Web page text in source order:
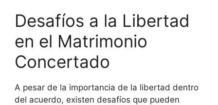
Desafíos a la Libertad
en el Matrimonio
Concertado
A pesar de la importancia de la libertad dentro
del acuerdo, existen desafíos que pueden